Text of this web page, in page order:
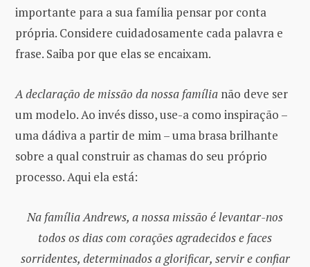
importante para a sua família pensar por conta
própria. Considere cuidadosamente cada palavra e
frase. Saiba por que elas se encaixam.
A declaração de missão da nossa família não deve ser
um modelo. Ao invés disso, use-a como inspiração –
uma dádiva a partir de mim – uma brasa brilhante
sobre a qual construir as chamas do seu próprio
processo. Aqui ela está:
Na família Andrews, a nossa missão é levantar-nos
todos os dias com corações agradecidos e faces
sorridentes, determinados a glorificar, servir e confiar